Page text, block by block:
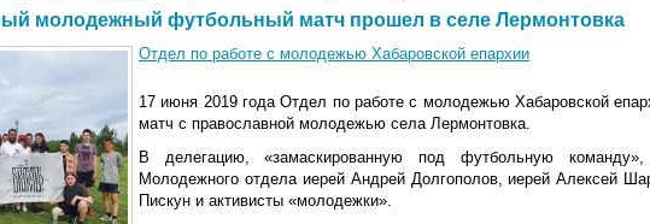
молодежный футбольный матч прошел в селе Лермонтовка
Отдел по работе с молодежью Хабаровской епархии
17 июня 2019 года Отдел по работе с молодежью Хабаровской
матч с православной молодежью села Лермонтовка.
В делегацию, «замаскированную под футбольную
Молодежного отдела иерей Андрей Долгополов, иерей Алексей
Пискун и активисты «молодежки».